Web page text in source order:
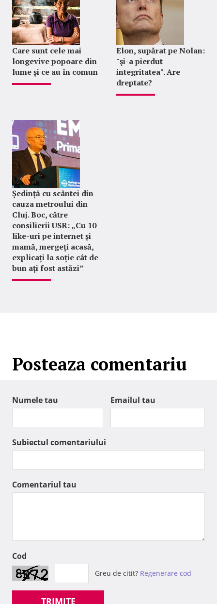
Care sunt cele mai
longevive popoare din
lume și ce au în comun
Elon, supărat pe Nolan:
"şi-a pierdut
integritatea". Are
dreptate?
Ședință cu scântei din
cauza metroului din
Cluj. Boc, către
consilierii USR: „Cu 10
like-uri pe internet și
mamă, mergeți acasă,
explicați la soție cât de
bun ați fost astăzi”
Posteaza comentariu
Numele tau Emailul tau
Subiectul comentariului
Comentariul tau
Cod
Greu de citit? Regenerare cod
TRIMITE